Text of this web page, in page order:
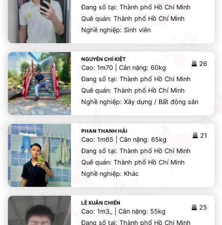
Đang số tại: Thành phố Hồ Chí Minh
Quê quán: Thành phố Hồ Chí Minh
Nghề nghiệp: Sinh viên
NGUYỄN CHÍ KIỆT
26
Cao: 1m70 | Cân nặng: 60kg
Đang số tại: Thành phố Hồ Chí Minh
Quê quán: Thành phố Hồ Chí Minh
Nghề nghiệp: Xây dựng / Bất động sản
PHAN THANH HẢI
21
Cao: 1m65 | Cân nặng: 65kg
Đang số tại: Thành phố Hồ Chí Minh
Quê quán: Thành phố Hồ Chí Minh
Nghề nghiệp: Khác
LÊ XUÂN CHIẾN
25
Cao: 1m3_ | Cân nặng: 55kg
Đang số tại: Thành phố Hồ Chí Minh